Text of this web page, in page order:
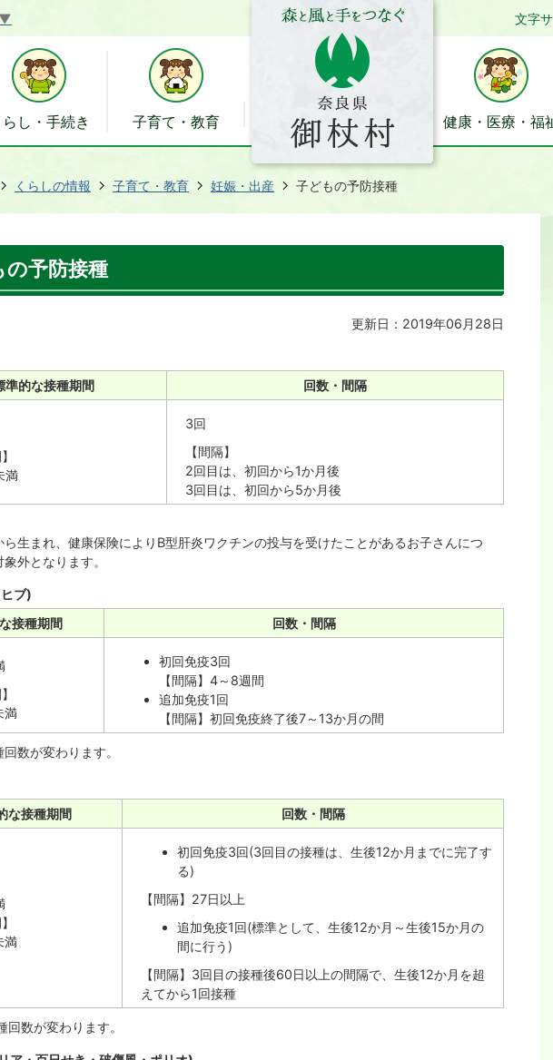
▼ 文字
らし・手続き 子育て・教育 健康・医療・福
くらしの情報 子育て・教育 妊娠・出産 子どもの予防接種
の予防接種
更新日：2019年06月28日
準的な接種期間
回数・間隔
満
3回
【間隔】
2回目は、初回から1か月後
3回目は、初回から5か月後
生まれ、健康保険によりB型肝炎ワクチンの投与を受けたことがあるお子さんにつ
外となります。
ブ)
接種期間
回数・間隔
満
初回免疫3回
【間隔】4～8週間
追加免疫1回
【間隔】初回免疫終了後7～13か月の間
数が変わります。
な接種期間
回数・間隔
満
初回免疫3回(3回目の接種は、生後12か月までに完了す
る)
【間隔】27日以上
追加免疫1回(標準として、生後12か月～生後15か月の
間に行う)
【間隔】3回目の接種後60日以上の間隔で、生後12か月を超
えてから1回接種
数が変わります。